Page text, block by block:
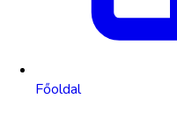
Főoldal